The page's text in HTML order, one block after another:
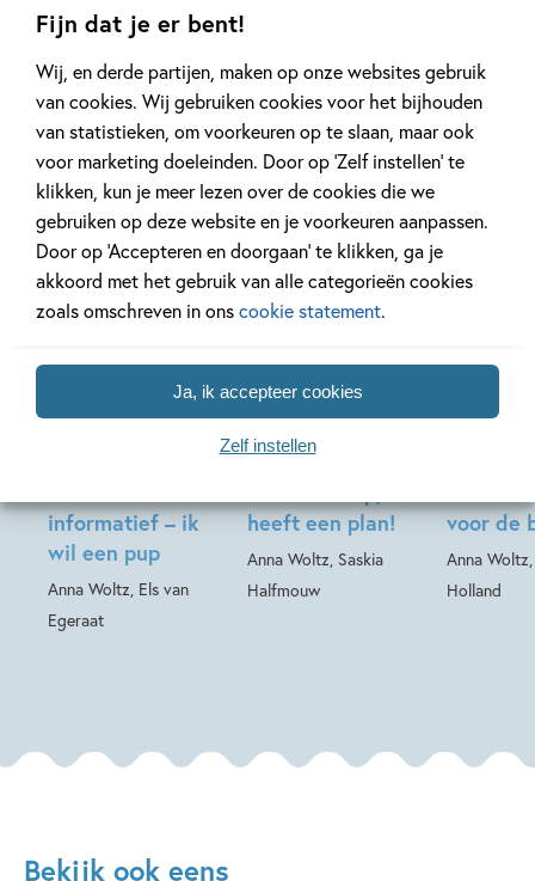
Fijn dat je er bent!
Wij, en derde partijen, maken op onze websites gebruik
van cookies. Wij gebruiken cookies voor het bijhouden
van statistieken, om voorkeuren op te slaan, maar ook
voor marketing doeleinden. Door op ‘Zelf instellen’ te
klikken, kun je meer lezen over de cookies die we
gebruiken op deze website en je voorkeuren aanpassen.
Door op ‘Accepteren en doorgaan’ te klikken, ga je
akkoord met het gebruik van alle categorieën cookies
zoals omschreven in onscookie statement.
Ja, ik accepteer cookies
Zelf instellen
Meer van deze auteur
informatief – ik
wil een pup
Anna Woltz, Els van
Egeraat
12,99
heeft een plan!
Anna Woltz, Saskia
Halfmouw
12,99
Hardcover
voor de
Anna
Holland
12,99
Bekijk ook eens